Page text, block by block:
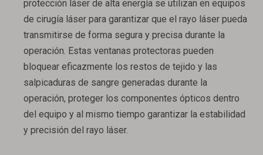
protección láser de alta energía se utilizan en equipos
de cirugía láser para garantizar que el rayo láser pueda
transmitirse de forma segura y precisa durante la
operación. Estas ventanas protectoras pueden
bloquear eficazmente los restos de tejido y las
salpicaduras de sangre generadas durante la
operación, proteger los componentes ópticos dentro
del equipo y al mismo tiempo garantizar la estabilidad
y precisión del rayo láser.